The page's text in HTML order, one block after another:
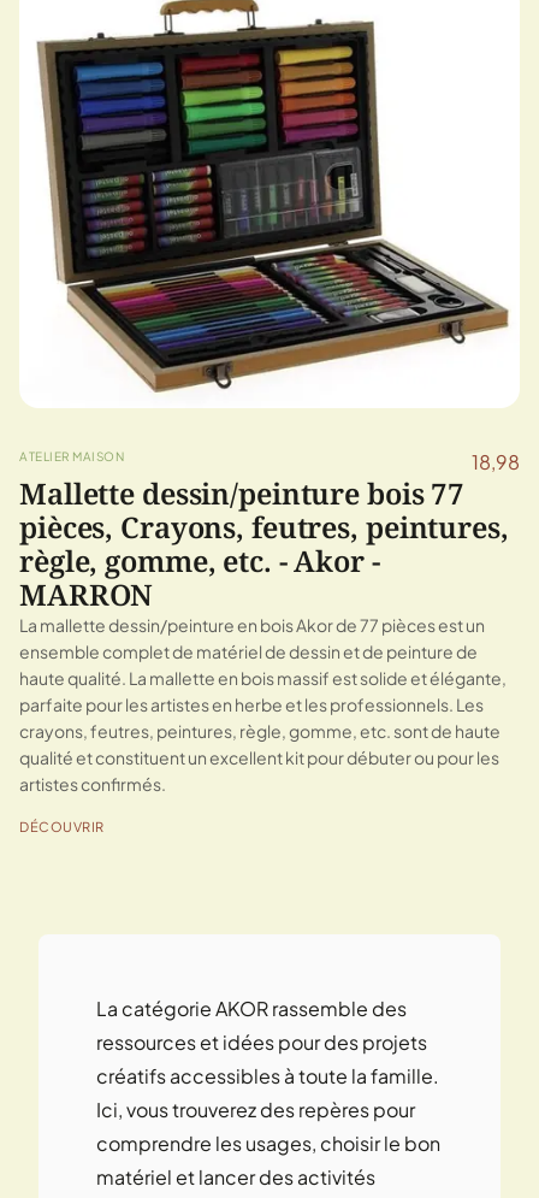
ATELIER MAISON 18,98
Mallette dessin/peinture bois 77
pièces, Crayons, feutres, peintures,
règle, gomme, etc. - Akor -
MARRON
La mallette dessin/peinture en bois Akor de 77 pièces est un
ensemble complet de matériel de dessin et de peinture de
haute qualité. La mallette en bois massif est solide et élégante,
parfaite pour les artistes en herbe et les professionnels. Les
crayons, feutres, peintures, règle, gomme, etc. sont de haute
qualité et constituent un excellent kit pour débuter ou pour les
artistes confirmés.
DÉCOUVRIR
La catégorie AKOR rassemble des
ressources et idées pour des projets
créatifs accessibles à toute la famille.
Ici, vous trouverez des repères pour
comprendre les usages, choisir le bon
matériel et lancer des activités